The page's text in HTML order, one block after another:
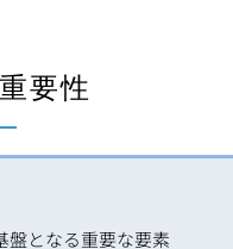
要性
盤となる重要な要素